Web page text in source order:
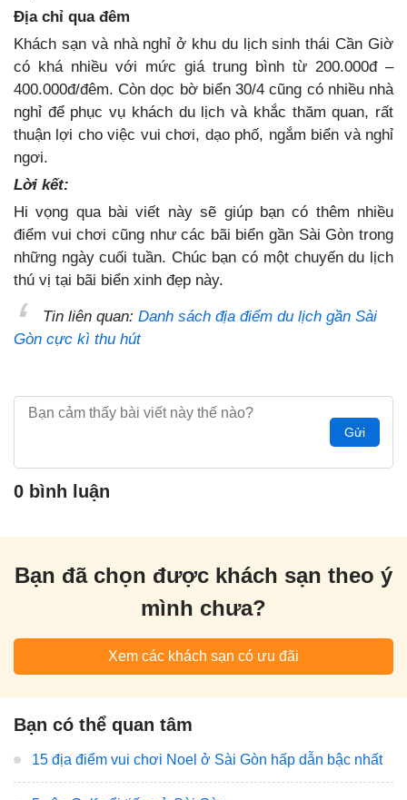
Địa chỉ qua đêm
Khách sạn và nhà nghỉ ở khu du lịch sinh thái Cần Giờ
có khá nhiều với mức giá trung bình từ 200.000đ –
400.000đ/đêm. Còn dọc bờ biển 30/4 cũng có nhiều nhà
nghỉ để phục vụ khách du lịch và khắc thăm quan, rất
thuận lợi cho việc vui chơi, dạo phố, ngắm biển và nghỉ
ngơi.
Lời kết:
Hi vọng qua bài viết này sẽ giúp bạn có thêm nhiều
điểm vui chơi cũng như các bãi biển gần Sài Gòn trong
những ngày cuối tuần. Chúc bạn có một chuyến du lịch
thú vị tại bãi biển xinh đẹp này.
Tin liên quan: Danh sách địa điểm du lịch gần Sài
Gòn cực kì thu hút
Gửi
0 bình luận
Bạn đã chọn được khách sạn theo ý
mình chưa?
Xem các khách sạn có ưu đãi
Bạn có thể quan tâm
15 địa điểm vui chơi Noel ở Sài Gòn hấp dẫn bậc nhất